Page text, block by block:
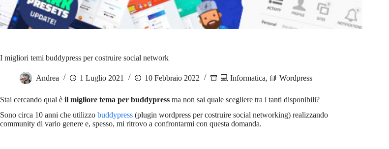
I migliori temi buddypress per costruire social network
Andrea 1 Luglio 2021 10 Febbraio 2022 💻 Informatica, 📘 Wordpress
Stai cercando qual è il migliore tema per buddypress ma non sai quale scegliere tra i tanti disponibili?
Sono circa 10 anni che utilizzo buddypress (plugin wordpress per costruire social networking) realizzando
community di vario genere e, spesso, mi ritrovo a confrontarmi con questa domanda.